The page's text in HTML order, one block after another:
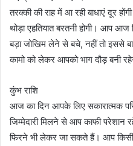
तरक्की की राह में आ रही बाधाएं दूर
थोड़ा एहतियात बरतनी होगी। आप
बड़ा जोखिम लेने से बचे, नहीं तो इससे
कामो को लेकर आपको भाग दौड़ बनी
कुंभ राशि
आज का दिन आपके लिए सकारात्मक
जिम्मेदारी मिलने से आप काफी
फिरने भी लेकर जा सकते हैं। आप किसी